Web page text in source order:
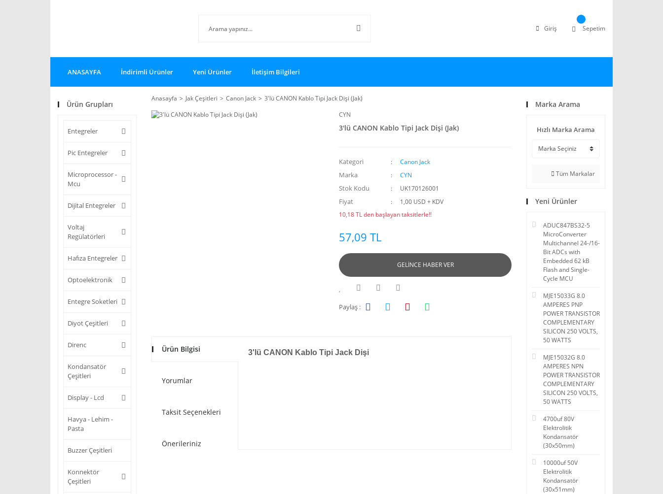
Giriş Sepetim
ANASAYFA İndirimli Ürünler Yeni Ürünler İletişim Bilgileri
Ürün Grupları
Entegreler
Pic Entegreler
Microprocessor -
Mcu
Dijital Entegreler
Voltaj
Regülatörleri
Hafıza Entegreler
Optoelektronik
Entegre Soketleri
Diyot Çeşitleri
Direnc
Kondansatör
Çeşitleri
Display - Lcd
Havya - Lehim -
Pasta
Buzzer Çeşitleri
Konnektör
Çeşitleri
Anasayfa Jak Çeşitleri Canon Jack
3'lü CANON Kablo Tipi Jack Dişi (Jak)
CYN
3'lü CANON Kablo Tipi Jack Dişi (Jak)
Kategori Canon Jack
Marka CYN
Stok Kodu UK170126001
Fiyat
1,00 USD + KDV
10,18 TL den başlayan taksitlerle!!
57,09 TL
GELİNCE HABER VER
Paylaş :
Ürün Bilgisi
Yorumlar
Taksit Seçenekleri
Önerileriniz
3'lü CANON Kablo Tipi Jack Dişi
Marka Arama
Hızlı Marka Arama
Tüm Markalar
Yeni Ürünler
ADUC847BS32-5
MicroConverter
Multichannel 24-/16-
Bit ADCs with
Embedded 62 kB
Flash and Single-
Cycle MCU
MJE15033G 8.0
AMPERES PNP
POWER TRANSISTOR
COMPLEMENTARY
SILICON 250 VOLTS,
50 WATTS
MJE15032G 8.0
AMPERES NPN
POWER TRANSISTOR
COMPLEMENTARY
SILICON 250 VOLTS,
50 WATTS
4700uf 80V
Elektrolitik
Kondansatör
(30x50mm)
10000uf 50V
Elektrolitik
Kondansatör
(30x51mm)